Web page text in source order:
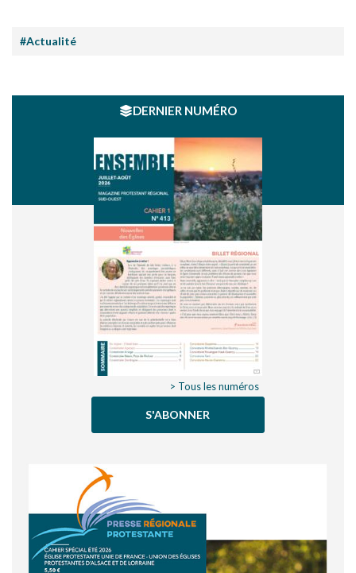
#Actualité
DERNIER NUMÉRO
> Tous les numéros
S'ABONNER